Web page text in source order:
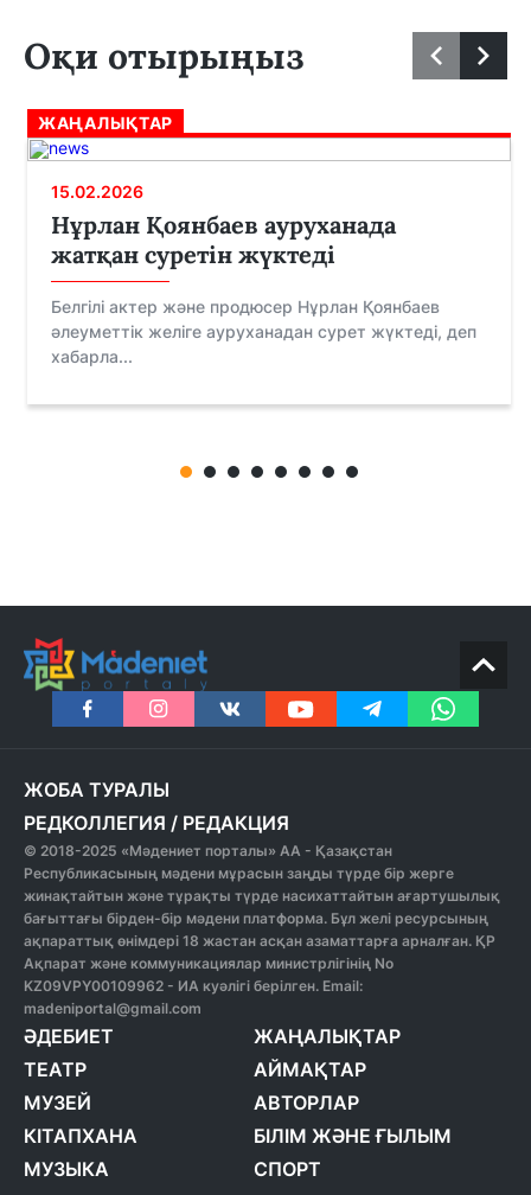
Оқи отырыңыз
ЖАҢАЛЫҚТАР
15.02.2026
Нұрлан Қоянбаев ауруханада
жатқан суретін жүктеді
Белгілі актер және продюсер Нұрлан Қоянбаев
әлеуметтік желіге ауруханадан сурет жүктеді, деп
хабарла...
ЖОБА ТУРАЛЫ
РЕДКОЛЛЕГИЯ / РЕДАКЦИЯ
© 2018-2025 «Мәдениет порталы» АА - Қазақстан
Республикасының мәдени мұрасын заңды түрде бір жерге
жинақтайтын және тұрақты түрде насихаттайтын ағартушылық
бағыттағы бірден-бір мәдени платформа. Бұл желі ресурсының
ақпараттық өнімдері 18 жастан асқан азаматтарға арналған. ҚР
Ақпарат және коммуникациялар министрлігінің No
KZ09VPY00109962 - ИА куәлігі берілген. Email:
madeniportal@gmail.com
ӘДЕБИЕТ
ТЕАТР
МУЗЕЙ
КІТАПХАНА
МУЗЫКА
ЖАҢАЛЫҚТАР
АЙМАҚТАР
АВТОРЛАР
БІЛІМ ЖӘНЕ ҒЫЛЫМ
СПОРТ